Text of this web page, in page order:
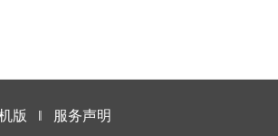
版 ‖ 服务声明